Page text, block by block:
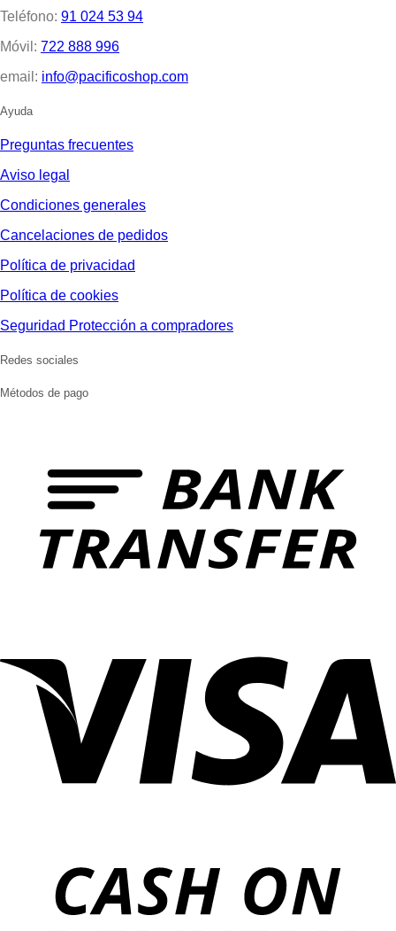
Teléfono: 91 024 53 94
Móvil: 722 888 996
email: info@pacificoshop.com
Ayuda
Preguntas frecuentes
Aviso legal
Condiciones generales
Cancelaciones de pedidos
Política de privacidad
Política de cookies
Seguridad Protección a compradores
Redes sociales
Métodos de pago